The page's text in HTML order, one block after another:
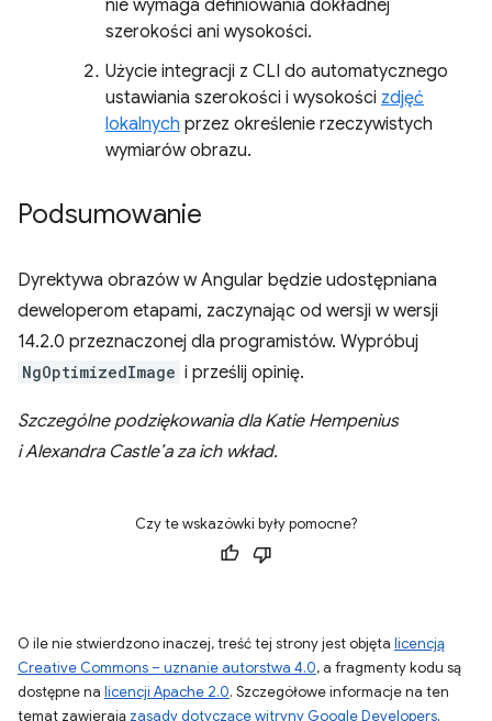
nie wymaga definiowania dokładnej
szerokości ani wysokości.
Użycie integracji z CLI do automatycznego
ustawiania szerokości i wysokości zdjęć
lokalnych przez określenie rzeczywistych
wymiarów obrazu.
Podsumowanie
Dyrektywa obrazów w Angular będzie udostępniana
deweloperom etapami, zaczynając od wersji w wersji
14.2.0 przeznaczonej dla programistów. Wypróbuj
NgOptimizedImage i prześlij opinię.
Szczególne podziękowania dla Katie Hempenius
i Alexandra Castle’a za ich wkład.
Czy te wskazówki były pomocne?
O ile nie stwierdzono inaczej, treść tej strony jest objęta licencją
Creative Commons – uznanie autorstwa 4.0, a fragmenty kodu są
dostępne na licencji Apache 2.0. Szczegółowe informacje na ten
temat zawierają zasady dotyczące witryny Google Developers.